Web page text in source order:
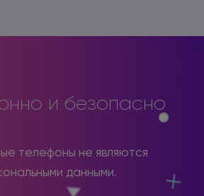
и безопасно
телефоны не являются
данными.